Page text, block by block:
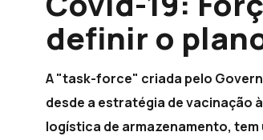
definir o
A "task-force" criada pelo
desde a estratégia de vacinação
logística de armazenamento,